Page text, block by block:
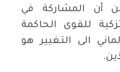
من أن المشاركة في
للقوى الحاكمة
الى التغيير هو